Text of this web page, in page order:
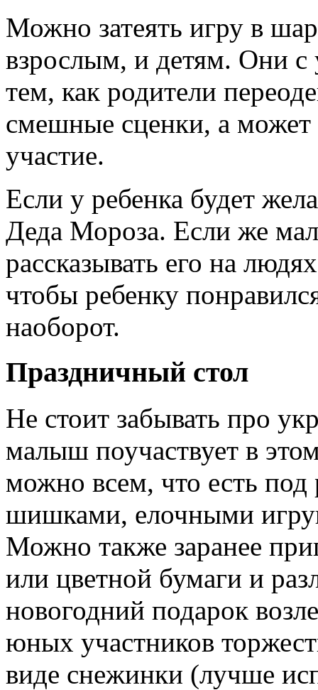
Можно затеять игру в
взрослым, и детям. Они с
тем, как родители
смешные сценки, а
участие.
Если у ребенка будет
Деда Мороза. Если же
рассказывать его на
чтобы ребенку
наоборот.
Праздничный стол
Не стоит забывать про
малыш поучаствует в
можно всем, что есть под
шишками, елочными
Можно также заранее
или цветной бумаги и
новогодний подарок
юных участников
виде снежинки (лучше